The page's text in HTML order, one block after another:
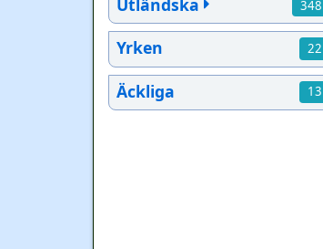
Utländska 348
Yrken 22
Äckliga 13